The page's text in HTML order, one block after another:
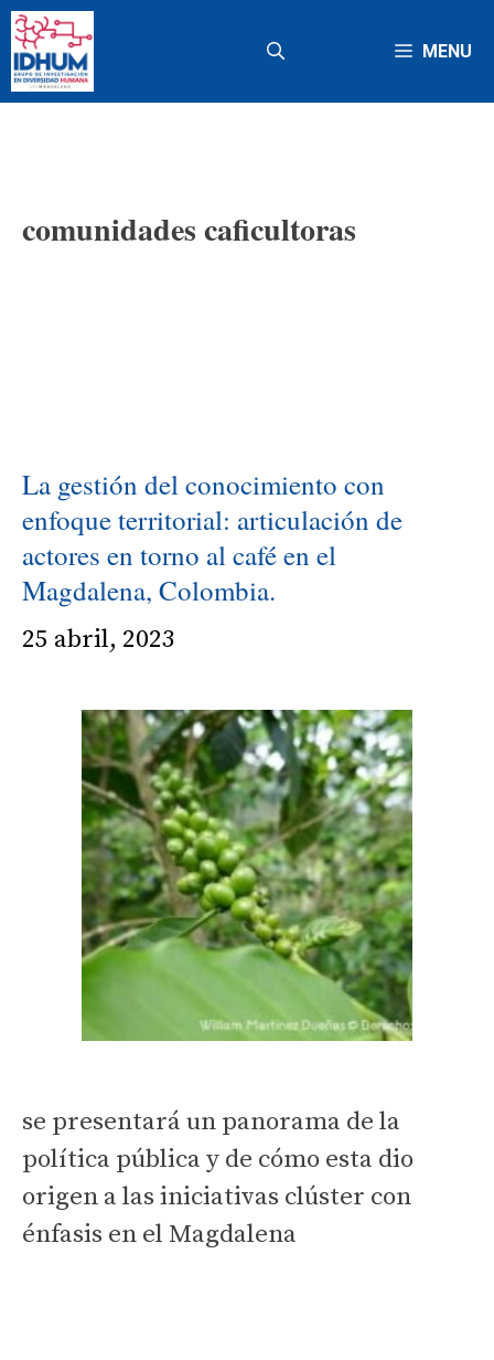
Saltar
al
contenido
MENU
comunidades caficultoras
La gestión del conocimiento con
enfoque territorial: articulación de
actores en torno al café en el
Magdalena, Colombia.
25 abril, 2023
se presentará un panorama de la
política pública y de cómo esta dio
origen a las iniciativas clúster con
énfasis en el Magdalena